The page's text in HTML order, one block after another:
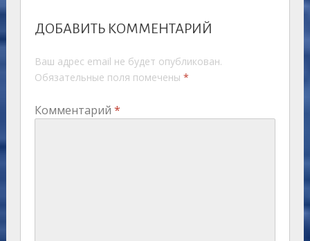
ДОБАВИТЬ КОММЕНТАРИЙ
Ваш адрес email не будет опубликован.
Обязательные поля помечены *
Комментарий *